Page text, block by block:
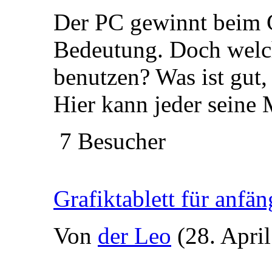
Der PC gewinnt beim
Bedeutung. Doch
benutzen? Was ist
Hier kann jeder seine
7 Besucher
Grafiktablett für
Von der Leo (28.